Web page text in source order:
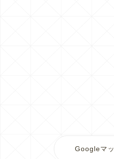
Googleマ